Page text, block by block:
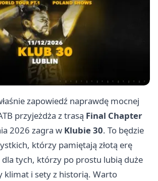
zapowiedź naprawdę mocnej
przyjeżdża z trasą Final Chapter
2026 zagra w Klubie 30. To będzie
którzy pamiętają złotą erę
dla tych, którzy po prostu lubią duże
klimat i sety z historią. Warto